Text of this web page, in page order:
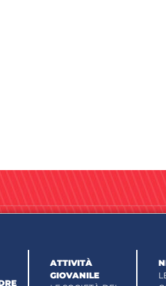
ATTIVITÀ
GIOVANILE